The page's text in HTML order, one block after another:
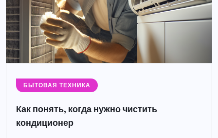
БЫТОВАЯ ТЕХНИКА
Как понять, когда нужно чистить
кондиционер